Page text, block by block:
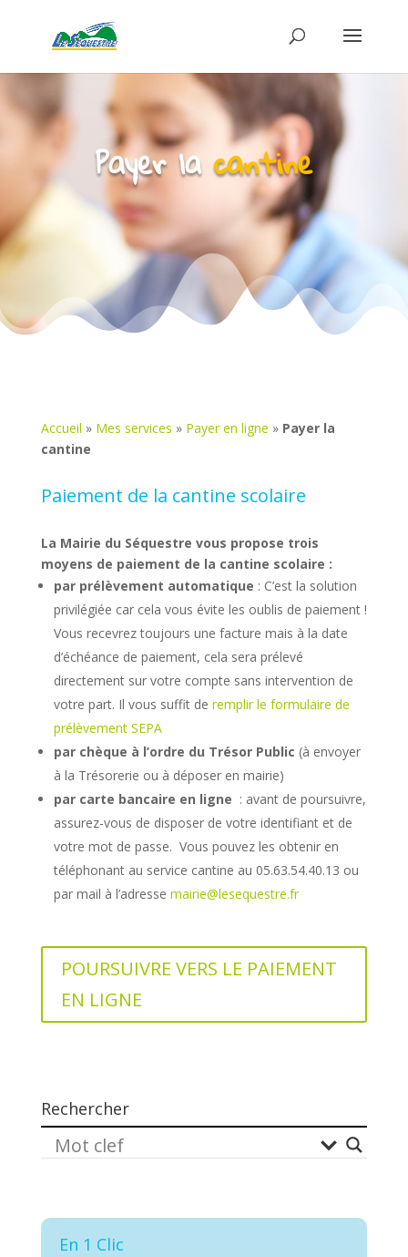
Payer lacantine
Accueil » Mes services » Payer en ligne » Payer la
cantine
Paiement de la cantine scolaire
La Mairie du Séquestre vous propose trois
moyens de paiement de la cantine scolaire :
par prélèvement automatique : C’est la solution
privilégiée car cela vous évite les oublis de paiement !
Vous recevrez toujours une facture mais à la date
d’échéance de paiement, cela sera prélevé
directement sur votre compte sans intervention de
votre part. Il vous suffit de remplir le formulaire de
prélèvement SEPA
par chèque à l’ordre du Trésor Public (à envoyer
à la Trésorerie ou à déposer en mairie)
par carte bancaire en ligne : avant de poursuivre,
assurez-vous de disposer de votre identifiant et de
votre mot de passe. Vous pouvez les obtenir en
téléphonant au service cantine au 05.63.54.40.13 ou
par mail à l’adresse mairie@lesequestre.fr
POURSUIVRE VERS LE PAIEMENT
EN LIGNE
Rechercher
En 1 Clic